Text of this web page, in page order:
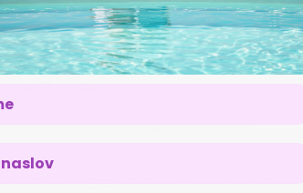
(glede na razpoložljivost)
do 31. 3. 2026
palače ✓ sodobno opremljene sobe ✓
zaščitom UNESCO-a, le 5 minut hoje od